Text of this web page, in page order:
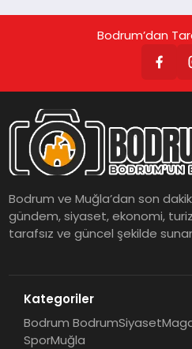
☰
Bodrum’dan
Bodrum ve Muğla’dan son
gündem, siyaset, ekonomi,
tarafsız ve güncel şekilde
Kategoriler
Bodrum BodrumSiyaset
SporMuğla